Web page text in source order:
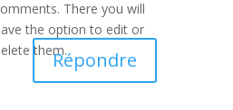
There you will
the option to edit or
them.Répondre